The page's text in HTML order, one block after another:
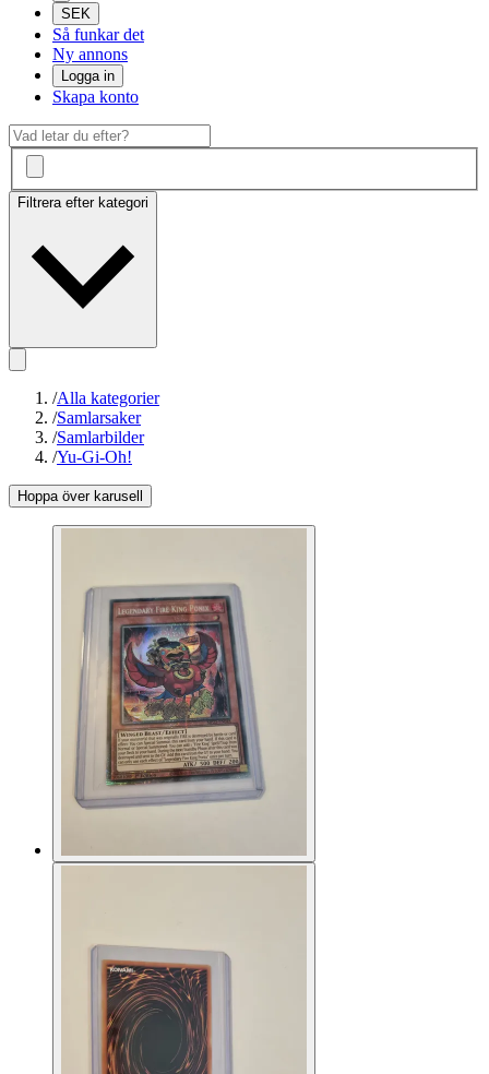
SEK
Så funkar det
Ny annons
Logga in
Skapa konto
Filtrera efter kategori
/Alla kategorier
/Samlarsaker
/Samlarbilder
/Yu-Gi-Oh!
Hoppa över karusell